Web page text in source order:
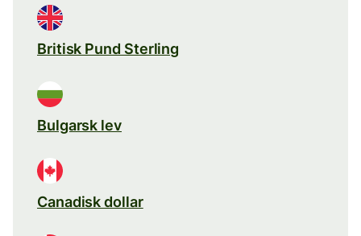
Britisk Pund Sterling
Bulgarsk lev
Canadisk dollar